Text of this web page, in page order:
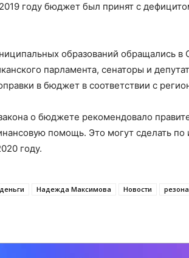
году бюджет был принят с
образований обращались в
парламента, сенаторы и
в бюджет в соответствии с
о бюджете рекомендовало
помощь. Это могут сделать по
году.
деньги Надежда Максимова Новости